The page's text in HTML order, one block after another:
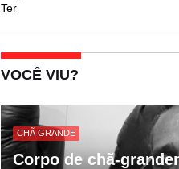
Ter
VOCÊ VIU?
CHÃ GRANDE
Corpo de chã-